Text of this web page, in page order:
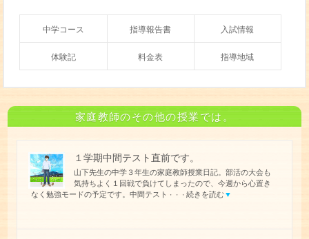
中学コース 指導報告書 入試情報
体験記 料金表 指導地域
家庭教師のその他の授業では。
１学期中間テスト直前です。
山下先生の中学３年生の家庭教師授業日記。部活の大会も
気持ちよく１回戦で負けてしまったので、今週から心置き
なく勉強モードの予定です。中間テスト
・・・ 続きを読む▼